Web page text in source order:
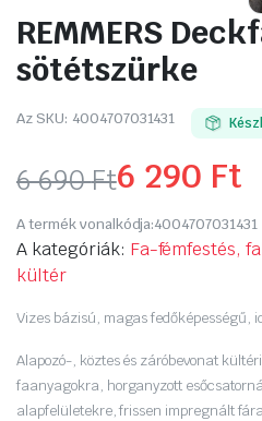
REMMERS
sötétszürke
Az SKU: 4004707031431
6 690Ft
Original
price
was:
6
690 Ft.
6 290 Ft
Current
price
is:
6
290 Ft.
A termék vonalkódja:4004707031431
A kategóriák: Fa-fémfestés,
kültér
Vizes bázisú, magas fedőképességű,
Alapozó-, köztes és záróbevonat
faanyagokra, horganyzott
alapfelületekre, frissen impregnált